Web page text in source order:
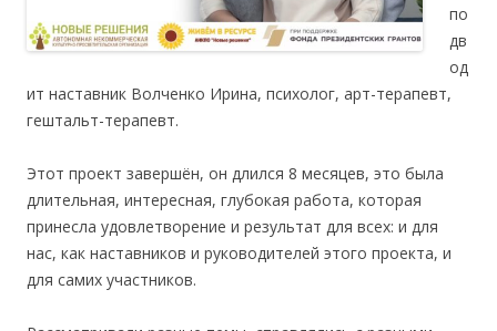
по
дв
од
ит наставник Волченко Ирина, психолог, арт-терапевт,
гештальт-терапевт.
Этот проект завершён, он длился 8 месяцев, это была
длительная, интересная, глубокая работа, которая
принесла удовлетворение и результат для всех: и для
нас, как наставников и руководителей этого проекта, и
для самих участников.